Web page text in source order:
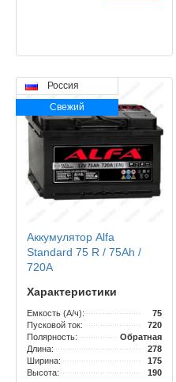
Россия
Свежий
Аккумулятор Alfa
Standard 75 R / 75Ah /
720А
Характеристики
Емкость (А/ч):
75
Пусковой ток:
720
Полярность:
Обратная
Длина:
278
Ширина:
175
Высота:
190